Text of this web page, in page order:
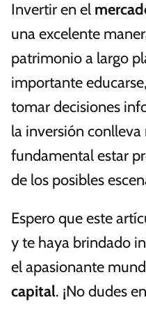
Invertir en el
una excelente
patrimonio a largo
importante
tomar decisiones
la inversión conlleva
fundamental estar
de los posibles
Espero que este
y te haya brindado
el apasionante
capital. ¡No dudes